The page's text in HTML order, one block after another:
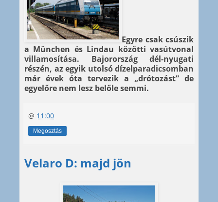
Egyre csak csúszik
a München és Lindau közötti vasútvonal
villamosítása. Bajorország dél-nyugati
részén, az egyik utolsó dízelparadicsomban
már évek óta tervezik a „drótozást” de
egyelőre nem lesz belőle semmi.
@ 11:00
Megosztás
Velaro D: majd jön